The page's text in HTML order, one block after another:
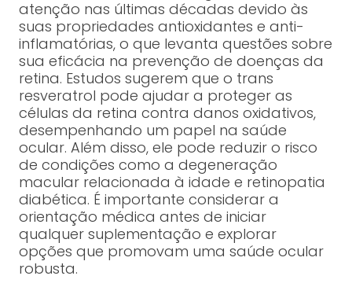
atenção nas últimas décadas devido às
suas propriedades antioxidantes e anti-
inflamatórias, o que levanta questões sobre
sua eficácia na prevenção de doenças da
retina. Estudos sugerem que o trans
resveratrol pode ajudar a proteger as
células da retina contra danos oxidativos,
desempenhando um papel na saúde
ocular. Além disso, ele pode reduzir o risco
de condições como a degeneração
macular relacionada à idade e retinopatia
diabética. É importante considerar a
orientação médica antes de iniciar
qualquer suplementação e explorar
opções que promovam uma saúde ocular
robusta.